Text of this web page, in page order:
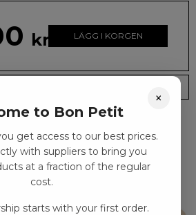
kr LÄGG I KORGEN
gillar
×
to Bon Petit
get access to our best prices.
with suppliers to bring you
at a fraction of the regular
cost.
starts with your first order.